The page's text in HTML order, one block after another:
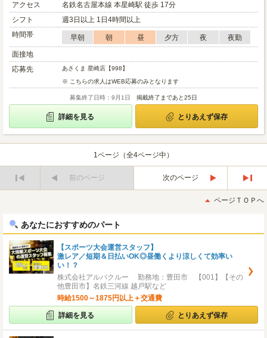
アクセス
名鉄名古屋本線 本星崎駅 徒歩 17分
シフト
週3日以上 1日4時間以上
時間帯
早朝 朝 昼 夕方 夜
夜勤
面接地
応募先
あさくま 星崎店【998】
※ こちらの求人はWEB応募のみとなります
募集終了日時：9月1日 掲載終了まであと25日
詳細を見る とりあえず保存
1ページ（全4ページ中）
前のページ
次のページ
後
ページＴＯＰへ
あなたにおすすめのパート
【スポーツ大会運営スタッフ】
激レア／短期＆日払いOK◎昼働くより涼しくて効率い
い！？
株式会社アルバクルー 勤務地：豊田市 【001】【その
他豊田市】名鉄三河線 越戸駅など
時給1500～1875円以上＋交通費
詳細を見る とりあえず保存